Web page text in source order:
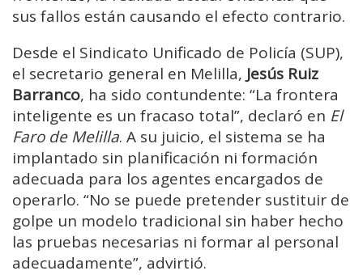
sus fallos están causando el efecto contrario.
Desde el Sindicato Unificado de Policía (SUP),
el secretario general en Melilla, Jesús Ruiz
Barranco, ha sido contundente: “La frontera
inteligente es un fracaso total”, declaró en El
Faro de Melilla. A su juicio, el sistema se ha
implantado sin planificación ni formación
adecuada para los agentes encargados de
operarlo. “No se puede pretender sustituir de
golpe un modelo tradicional sin haber hecho
las pruebas necesarias ni formar al personal
adecuadamente”, advirtió.